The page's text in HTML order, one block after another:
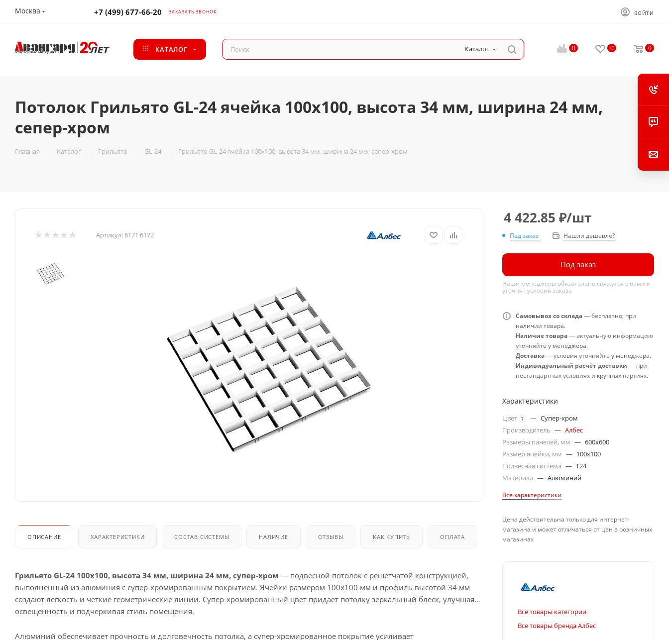
Москва +7 (499) 677-66-20 ЗАКАЗАТЬ ЗВОНОК ВОЙТИ
КАТАЛОГ Каталог 0 0 0
Потолок Грильято GL-24 ячейка 100x100, высота 34 мм, ширина 24 мм,
сепер-хром
Главная — Каталог — Грильято — GL-24 — Грильято GL-24 ячейка 100x100, высота 34 мм, ширина 24 мм, сепер-хром
Артикул: 6171 6172
ОПИСАНИЕ ХАРАКТЕРИСТИКИ СОСТАВ СИСТЕМЫ НАЛИЧИЕ ОТЗЫВЫ КАК КУПИТЬ ОПЛАТА
Грильято GL-24 100x100, высота 34 мм, ширина 24 мм, супер-хром — подвесной потолок с решетчатой конструкцией,
выполненный из алюминия с супер-хромированным покрытием. Ячейки размером 100x100 мм и профиль высотой 34 мм
создают легкость и четкие геометрические линии. Супер-хромированный цвет придает потолку зеркальный блеск, улучшая
освещенность и подчеркивая стиль помещения.
Алюминий обеспечивает прочность и долговечность потолка, а супер-хромированное покрытие усиливает
4 422.85 ₽/шт
Под заказ Нашли дешевле?
Под заказ
Наши менеджеры обязательно свяжутся с вами и
уточнят условия заказа
Самовывоз со склада— бесплатно, при
наличии товара.
Наличие товара— актуальную информацию
уточняйте у менеджера.
Доставка— условия уточняйте у менеджера.
Индивидуальный расчёт доставки — при
нестандартных условиях и крупных партиях.
Характеристики
Цвет ? — Супер-хром
Производитель — Албес
Размеры панелей, мм — 600x600
Размер ячейки, мм — 100x100
Подвесная система — T24
Материал — Алюминий
Все характеристики
Цена действительна только для интернет-
магазина и может отличаться от цен в розничных
магазинах
Все товары категории
Все товары бренда Албес